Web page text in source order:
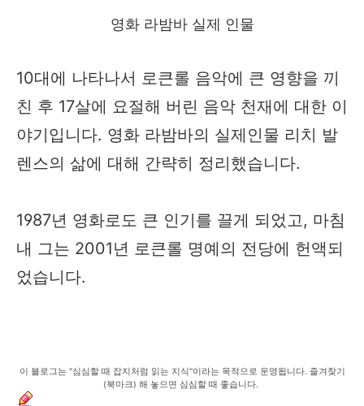
영화 라밤바 실제 인물
10대에 나타나서 로큰롤 음악에 큰 영향을 끼
친 후 17살에 요절해 버린 음악 천재에 대한 이
야기입니다. 영화 라밤바의 실제인물 리치 발
렌스의 삶에 대해 간략히 정리했습니다.
1987년 영화로도 큰 인기를 끌게 되었고, 마침
내 그는 2001년 로큰롤 명예의 전당에 헌액되
었습니다.
이 블로그는 "심심할 때 잡지처럼 읽는 지식"이라는 목적으로 운영됩니다. 즐겨찾기
(북마크) 해 놓으면 심심할 때 좋습니다.